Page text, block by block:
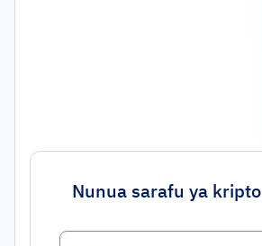
Nunua sarafu ya kripto